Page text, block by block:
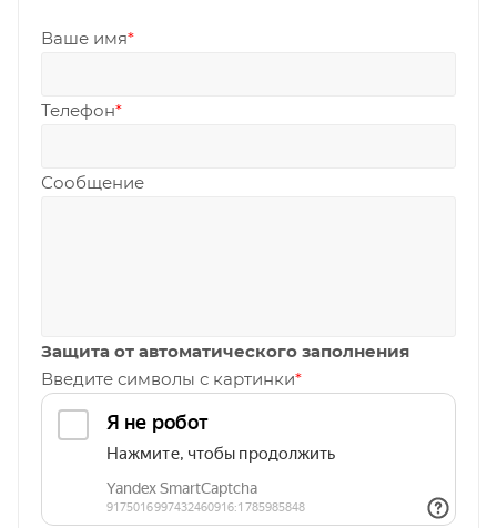
Ваше имя*
Телефон*
Сообщение
Защита от автоматического заполнения
Введите символы с картинки*